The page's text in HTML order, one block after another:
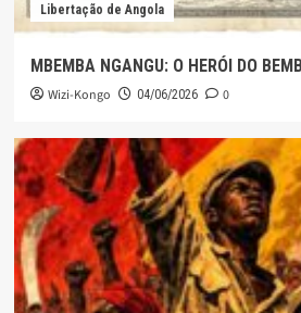
Libertação de Angola
MBEMBA NGANGU: O HERÓI DO
Wizi-Kongo 04/06/2026 0